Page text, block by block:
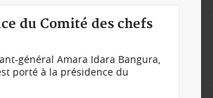
du Comité des chefs
général Amara Idara Bangura,
porté à la présidence du